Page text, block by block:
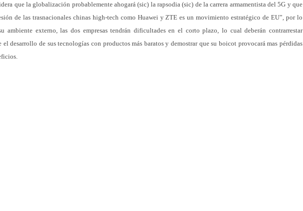
que la globalización probablemente ahogará (sic) la rapsodia (sic) de la carrera armamentista del 5G y que
de las trasnacionales chinas high-tech como Huawei y ZTE es un movimiento estratégico de EU”, por lo
ambiente externo, las dos empresas tendrán dificultades en el corto plazo, lo cual deberán contrarrestar
el desarrollo de sus tecnologías con productos más baratos y demostrar que su boicot provocará mas pérdidas